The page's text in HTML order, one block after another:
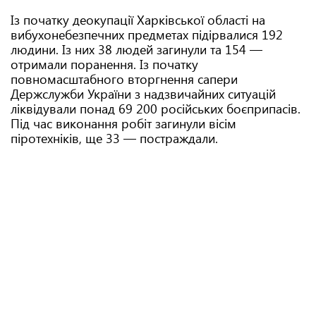
Із початку деокупації Харківської області на
вибухонебезпечних предметах підірвалися 192
людини. Із них 38 людей загинули та 154 —
отримали поранення. Із початку
повномасштабного вторгнення сапери
Держслужби України з надзвичайних ситуацій
ліквідували понад 69 200 російських боєприпасів.
Під час виконання робіт загинули вісім
піротехніків, ще 33 — постраждали.